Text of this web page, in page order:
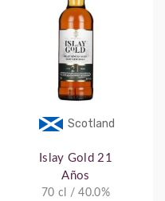
Scotland
Islay Gold 21
Años
70 cl / 40.0%